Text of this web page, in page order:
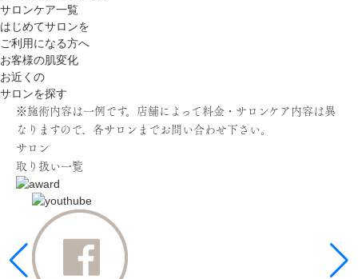
サロンケア一覧
はじめてサロンを
ご利用になる方へ
お客様の肌変化
お近くの
サロンを探す
※施術内容は一例です。店舗によって料金・サロンケア内容は異
なりますので、各サロンまでお問い合わせ下さい。
サロン
取り扱い一覧